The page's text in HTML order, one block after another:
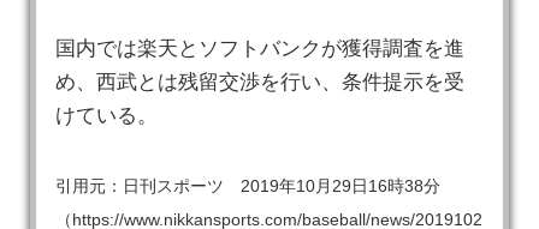
国内では楽天とソフトバンクが獲得調査を進
め、西武とは残留交渉を行い、条件提示を受
けている。
引用元：日刊スポーツ 2019年10月29日16時38分
（https://www.nikkansports.com/baseball/news/2019102